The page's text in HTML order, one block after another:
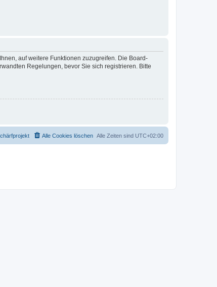
auf weitere Funktionen zuzugreifen. Die Board-
Regelungen, bevor Sie sich registrieren. Bitte
Alle Zeiten sind UTC+02:00
Alle Cookies löschen